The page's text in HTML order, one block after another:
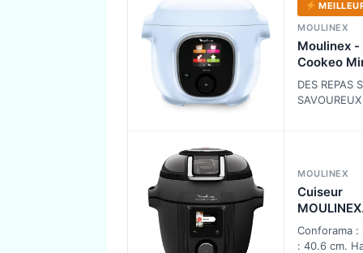
10 minute…
MOULINEX
Moulinex -
Cookeo
intelligent -
DES REPAS
SAVOUREUX
10 minutes,…
MOULINEX
Cuiseur
MOULINEX
COOKEO
CE9828F0
Conforama :
: 40.6 cm.